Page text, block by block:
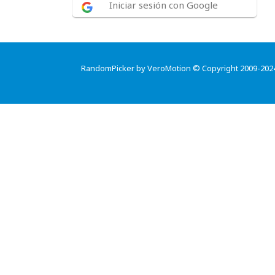
Iniciar sesión con Google
RandomPicker by VeroMotion © Copyright 2009-